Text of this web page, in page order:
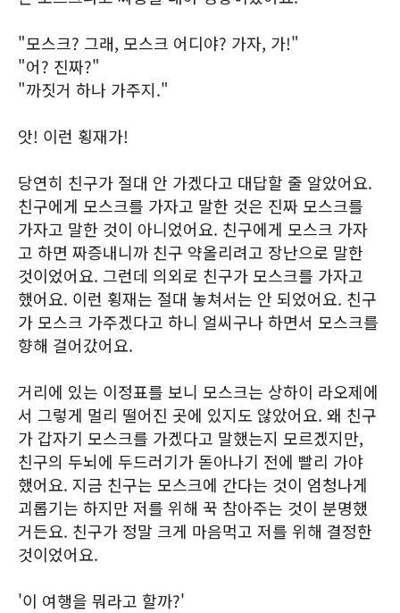
"모스크? 그래, 모스크 어디야? 가자, 가!"
"어? 진짜?"
"까짓거 하나 가주지."
앗! 이런 횡재가!
당연히 친구가 절대 안 가겠다고 대답할 줄 알았어요.
친구에게 모스크를 가자고 말한 것은 진짜 모스크를
가자고 말한 것이 아니었어요. 친구에게 모스크 가자
고 하면 짜증내니까 친구 약올리려고 장난으로 말한
것이었어요. 그런데 의외로 친구가 모스크를 가자고
했어요. 이런 횡재는 절대 놓쳐서는 안 되었어요. 친구
가 모스크 가주겠다고 하니 얼씨구나 하면서 모스크를
향해 걸어갔어요.
거리에 있는 이정표를 보니 모스크는 상하이 라오제에
서 그렇게 멀리 떨어진 곳에 있지도 않았어요. 왜 친구
가 갑자기 모스크를 가겠다고 말했는지 모르겠지만,
친구의 두뇌에 두드러기가 돋아나기 전에 빨리 가야
했어요. 지금 친구는 모스크에 간다는 것이 엄청나게
괴롭기는 하지만 저를 위해 꾹 참아주는 것이 분명했
거든요. 친구가 정말 크게 마음먹고 저를 위해 결정한
것이었어요.
'이 여행을 뭐라고 할까?'